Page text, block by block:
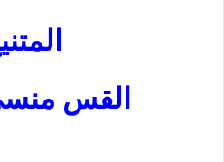
القس